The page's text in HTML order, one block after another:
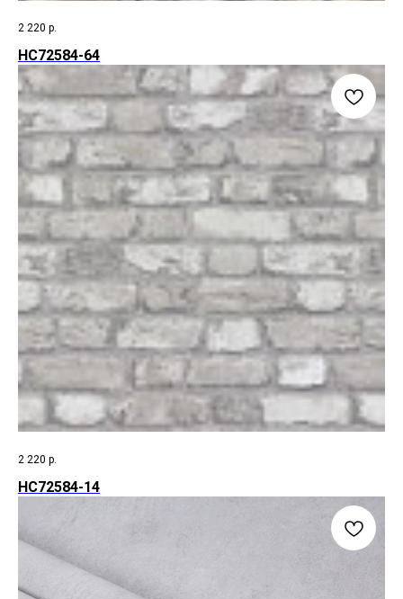
2 220 р.
HC72584-64
2 220 р.
HC72584-14